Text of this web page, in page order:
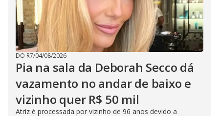
DO R7/04/08/2026
Pia na sala da Deborah Secco dá
vazamento no andar de baixo e
vizinho quer R$ 50 mil
Atriz é processada por vizinho de 96 anos devido a